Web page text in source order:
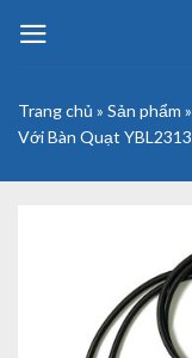
Trang chủ » Sản phẩm »
Với Bàn Quạt YBL2313